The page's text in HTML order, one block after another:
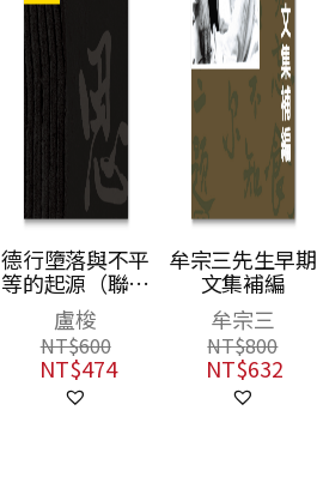
德行墮落與不平
等的起源（聯經
50週年經典書衣
限定版）
盧梭
NT$600
NT$474
牟宗三先生早期
文集補編
牟宗三
NT$800
NT$632